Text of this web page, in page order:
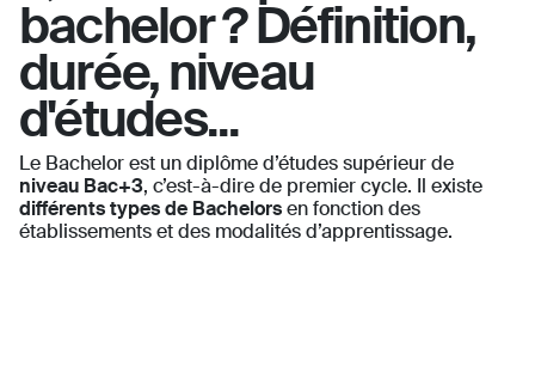
bachelor ? Définition,
durée, niveau
d'études...
Le Bachelor est un diplôme d’études supérieur de
niveau Bac+3, c’est-à-dire de premier cycle. Il existe
différents types de Bachelorsen fonction des
établissements et des modalités d’apprentissage.